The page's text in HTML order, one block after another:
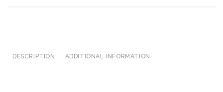
DESCRIPTION ADDITIONAL INFORMATION